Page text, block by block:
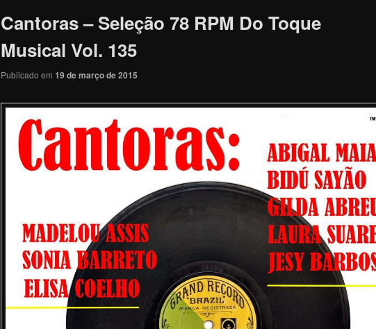
Cantoras – Seleção 78 RPM Do Toque
Musical Vol. 135
Publicado em 19 de março de 2015